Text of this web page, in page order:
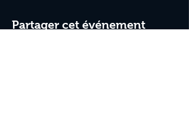
Partager cet événement